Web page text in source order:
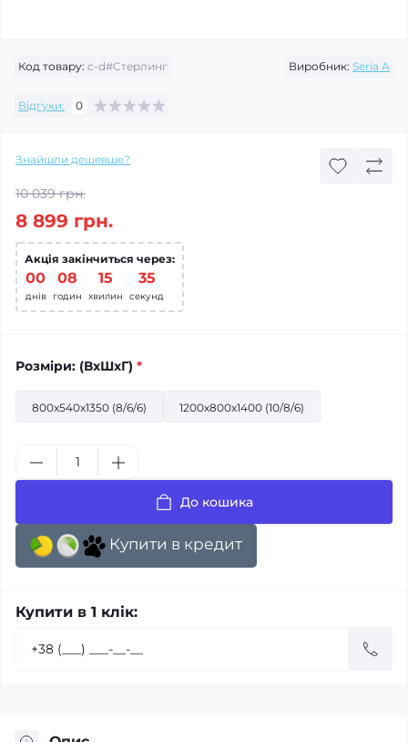
Код товару: c-d#Стерлинг Виробник: Seria A
Відгуки: 0
Знайшли дешевше?
10 039 грн.
8 899 грн.
Акція закінчиться через:
00
днів
: 08
годин
: 15
хвилин
: 34
секунд
Розміри: (ВхШхГ) *
800х540х1350 (8/6/6) 1200х800х1400 (10/8/6)
До кошика
Купити в кредит
Купити в 1 клік: